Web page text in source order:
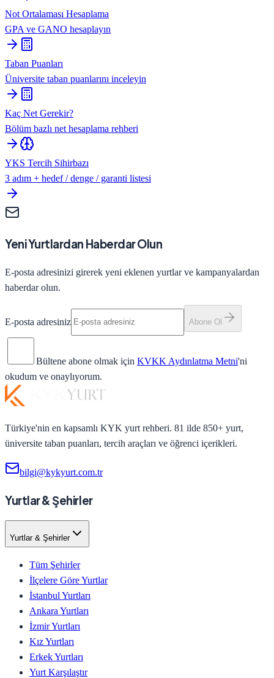
Not Ortalaması Hesaplama
GPA ve GANO hesaplayın
Taban Puanları
Üniversite taban puanlarını inceleyin
Kaç Net Gerekir?
Bölüm bazlı net hesaplama rehberi
YKS Tercih Sihirbazı
3 adım + hedef / denge / garanti listesi
Yeni Yurtlardan Haberdar Olun
E-posta adresinizi girerek yeni eklenen yurtlar ve kampanyalardan
haberdar olun.
E-posta adresiniz Abone Ol
Bültene abone olmak için KVKK Aydınlatma Metni'ni
okudum ve onaylıyorum.
Türkiye'nin en kapsamlı KYK yurt rehberi. 81 ilde 850+ yurt,
üniversite taban puanları, tercih araçları ve öğrenci içerikleri.
bilgi@kykyurt.com.tr
Yurtlar & Şehirler
Yurtlar & Şehirler
Tüm Şehirler
İlçelere Göre Yurtlar
İstanbul Yurtları
Ankara Yurtları
İzmir Yurtları
Kız Yurtları
Erkek Yurtları
Yurt Karşılaştır